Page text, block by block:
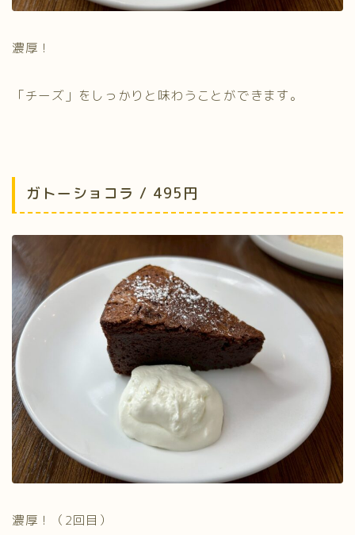
濃厚！
「チーズ」をしっかりと味わうことができます。
ガトーショコラ / 495円
濃厚！（2回目）